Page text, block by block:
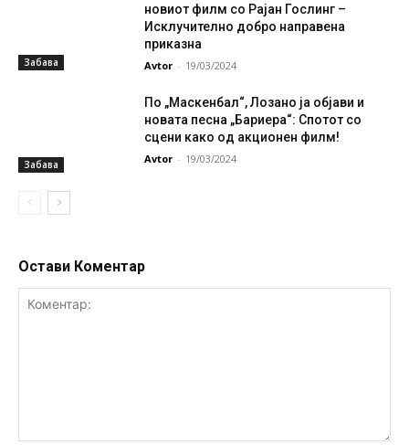
Забава
новиот филм со Рајан Гослинг –
Исклучително добро направена
приказна
Avtor - 19/03/2024
Забава
По „Маскенбал“, Лозано ја објави и
новата песна „Бариера“: Спотот со
сцени како од акционен филм!
Avtor - 19/03/2024
Остави Коментар